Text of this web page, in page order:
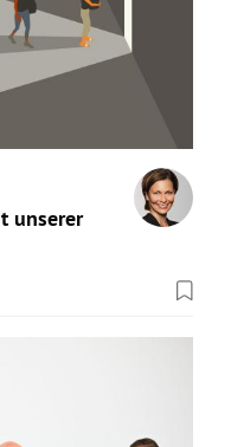
unserer